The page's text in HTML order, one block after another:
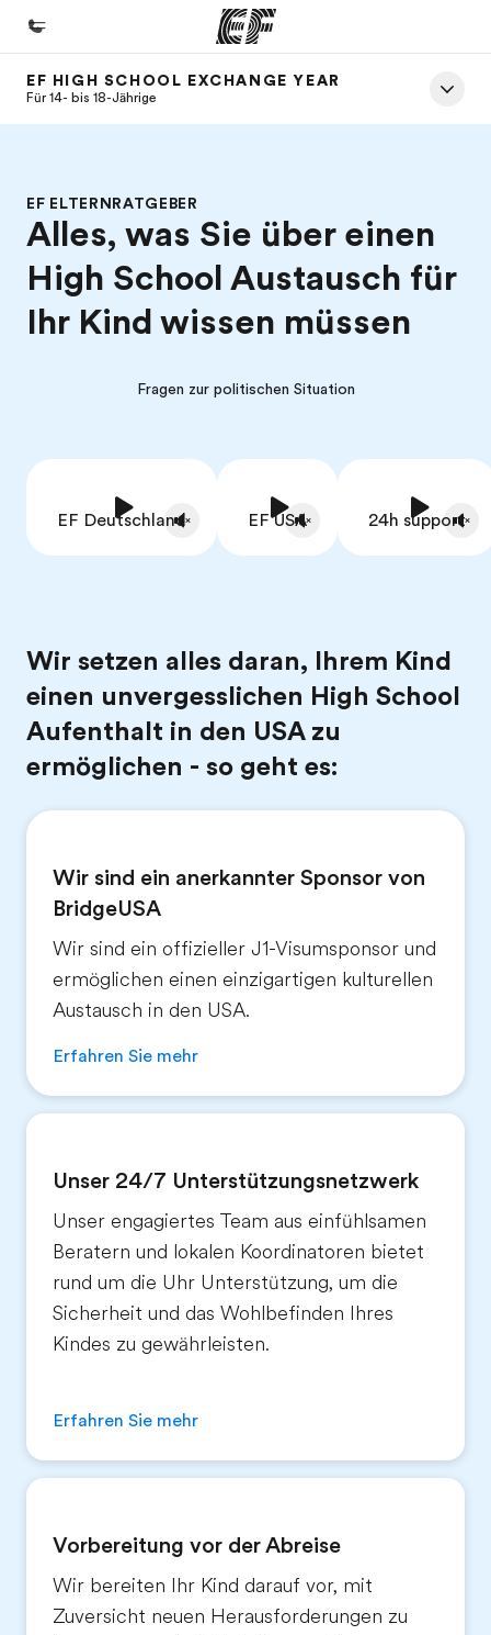
Home
Alle Programme ansehen
Büros
Büros in der Nähe
Werde Teil unseres Teams
EF HIGH SCHOOL EXCHANGE YEAR
Für 14- bis 18-Jährige
EF ELTERNRATGEBER
Alles, was Sie über einen
High School Austausch für
Ihr Kind wissen müssen
Fragen zur politischen Situation
EF Deutschland EF USA 24h support
Wir setzen alles daran, Ihrem Kind
einen unvergesslichen High School
Aufenthalt in den USA zu
ermöglichen - so geht es:
Wir sind ein anerkannter Sponsor von
BridgeUSA
Wir sind ein offizieller J1-Visumsponsor und
ermöglichen einen einzigartigen kulturellen
Austausch in den USA.
Erfahren Sie mehr
Unser 24/7 Unterstützungsnetzwerk
Unser engagiertes Team aus einfühlsamen
Beratern und lokalen Koordinatoren bietet
rund um die Uhr Unterstützung, um die
Sicherheit und das Wohlbefinden Ihres
Kindes zu gewährleisten.
Erfahren Sie mehr
Vorbereitung vor der Abreise
Wir bereiten Ihr Kind darauf vor, mit
Zuversicht neuen Herausforderungen zu